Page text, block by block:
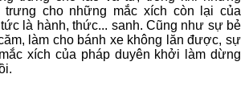
trưng cho những mắc xích còn lại của
là hành, thức... sanh. Cũng như sự bẻ
làm cho bánh xe không lăn được, sự
xích của pháp duyên khởi làm dừng